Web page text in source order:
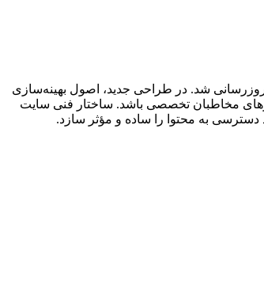
شد. در طراحی جدید، اصول بهینه‌سازی
مخاطبان تخصصی باشد. ساختار فنی سایت
دسترسی به محتوا را ساده و مؤثر سازد.